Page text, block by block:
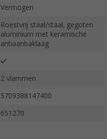
Vermogen
Roestvrij staal/staal, gegoten
aluminium met keramische
antiaanbaklaag
2 vlammen
5709388147400
651270